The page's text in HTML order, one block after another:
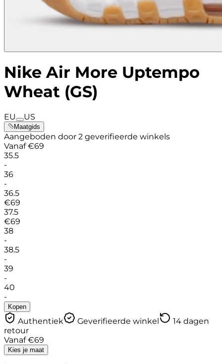
Nike Air More Uptempo
Wheat (GS)
EU US
Maatgids
Aangeboden door 2 geverifieerde winkels
Vanaf €69
35.5
-
36
-
36.5
€69
37.5
€69
38
-
38.5
-
39
-
40
-
Kopen
Authentiek Geverifieerde winkel
14 dagen
retour
Vanaf€69
Kies je maat